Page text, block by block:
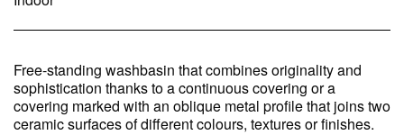
Free-standing washbasin that combines originality and
sophistication thanks to a continuous covering or a
covering marked with an oblique metal profile that joins two
ceramic surfaces of different colours, textures or finishes.